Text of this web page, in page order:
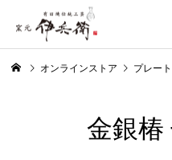
オンラインストア プレート
金銀椿